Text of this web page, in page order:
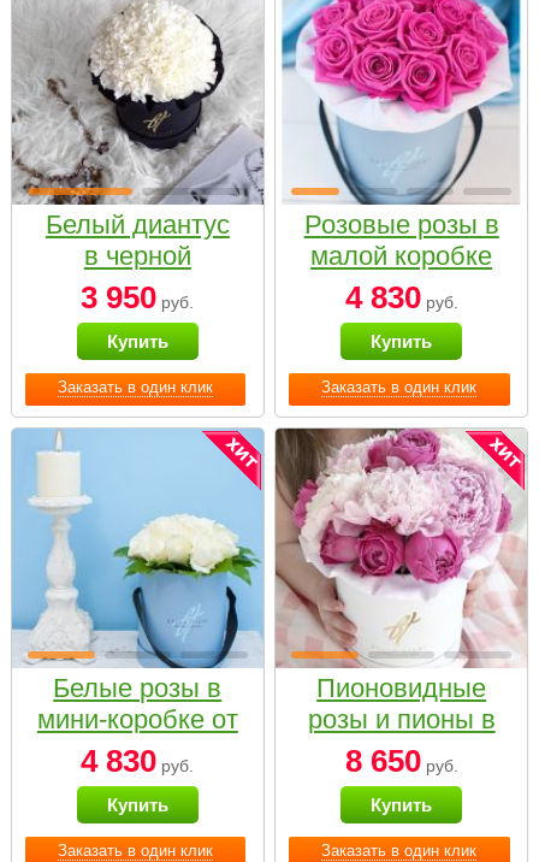
Заказать в один клик
Белый диантус
в черной
коробке Small
3 950 руб.
Купить
Заказать в один клик
Розовые розы в
малой коробке
4 830руб.
Купить
Заказать в один клик
Белые розы в
мини-коробке от
Bella Fiori
4 830 руб.
Купить
Заказать в один клик
Пионовидные
розы и пионы в
белой коробке
Small
8 650руб.
Купить